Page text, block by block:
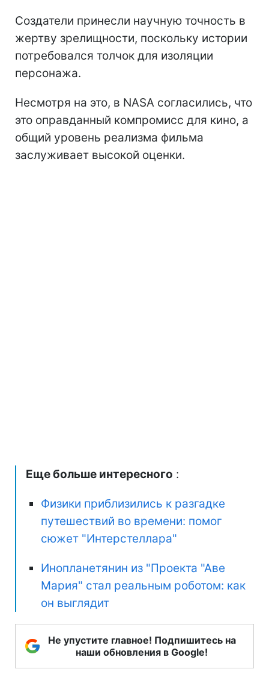
Создатели принесли научную точность в
жертву зрелищности, поскольку истории
потребовался толчок для изоляции
персонажа.
Несмотря на это, в NASA согласились, что
это оправданный компромисс для кино, а
общий уровень реализма фильма
заслуживает высокой оценки.
Еще больше интересного :
Физики приблизились к разгадке
путешествий во времени: помог
сюжет "Интерстеллара"
Инопланетянин из "Проекта "Аве
Мария" стал реальным роботом: как
он выглядит
Не упустите главное! Подпишитесь на
наши обновления в Google!